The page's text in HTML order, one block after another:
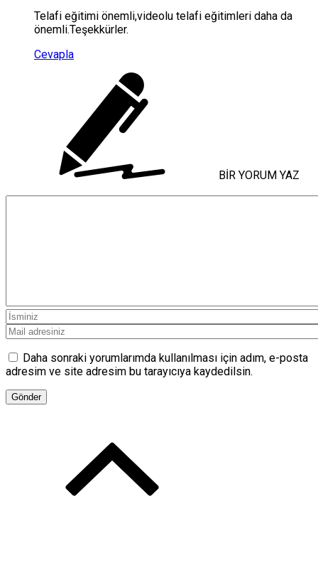
Telafi eğitimi önemli,videolu telafi eğitimleri daha da
önemli.Teşekkürler.
Cevapla
BİR YORUM YAZ
Daha sonraki yorumlarımda kullanılması için adım, e-posta
adresim ve site adresim bu tarayıcıya kaydedilsin.